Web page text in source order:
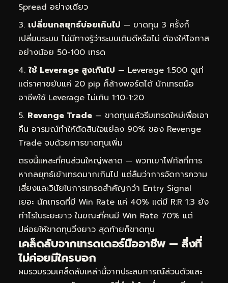
Spread อย่างเดียว
เปลี่ยนกลยุทธ์บ่อยเกินไป — ขาดทุน 3 ครั้งก็
เปลี่ยนระบบ ไม่มีทางรู้ว่าระบบเดิมดีหรือไม่ ต้องให้โอกาส
อย่างน้อย 50-100 เทรด
ใช้ Leverage สูงเกินไป — Leverage 1:500 ดูเท่
แต่ราคาขยับแค่ 20 pip ก็ล้างพอร์ตได้ นักเทรดมือ
อาชีพใช้ Leverage ไม่เกิน 1:10-1:20
Revenge Trade — ขาดทุนแล้วรีบเทรดใหม่เพื่อเอา
คืน อารมณ์ทำให้ตัดสินใจแย่ลง 90% ของ Revenge
Trade จบด้วยการขาดทุนเพิ่ม
ตรงนี้แหละที่คนส่วนใหญ่พลาด — พวกเขาโฟกัสที่การ
หากลยุทธ์เข้าเทรดมากเกินไป แต่ลืมว่าการจัดการความ
เสี่ยงและวินัยในการเทรดสำคัญกว่า Entry Signal
เยอะ นักเทรดที่มี Win Rate แค่ 40% แต่มี R:R 1:3 ยัง
กำไรในระยะยาว ในขณะที่คนมี Win Rate 70% แต่
ปล่อยให้ขาดทุนวิ่งยาว สุดท้ายก็ขาดทุน
เคล็ดลับจากเทรดเดอร์มืออาชีพ — สิ่งที่
ไม่ค่อยมีใครบอก
ผมรวบรวมเคล็ดลับเหล่านี้จากประสบการณ์ส่วนตัวและ